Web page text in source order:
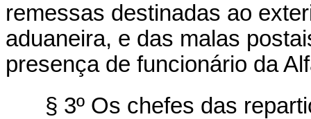
remessas destinadas ao
aduaneira, e das malas
presença de funcionário da
§ 3º Os chefes das